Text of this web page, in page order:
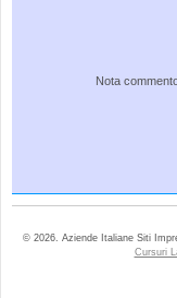
Nota
© 2026. Aziende Italiane Siti
Cursuri